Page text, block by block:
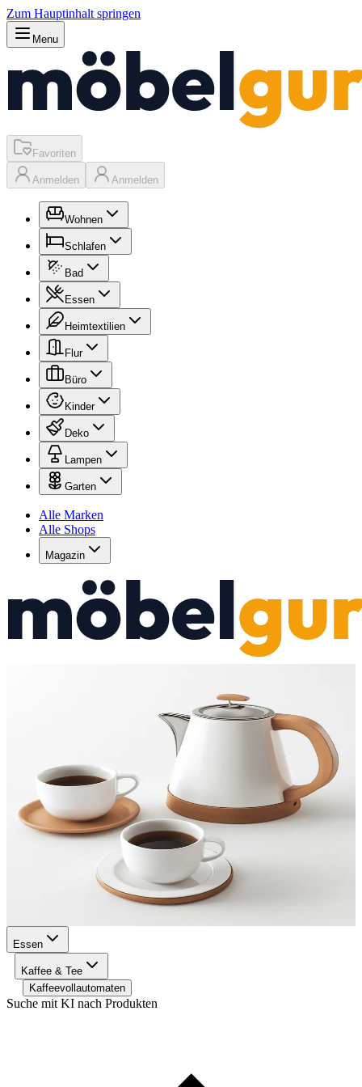
Zum Hauptinhalt springen
Menu
Favoriten
Anmelden Anmelden
Wohnen
Schlafen
Bad
Essen
Heimtextilien
Flur
Büro
Kinder
Deko
Lampen
Garten
Alle Marken
Alle Shops
Magazin
Essen
Kaffee & Tee
Kaffeevollautomaten
Suche mit KI nach Produkten